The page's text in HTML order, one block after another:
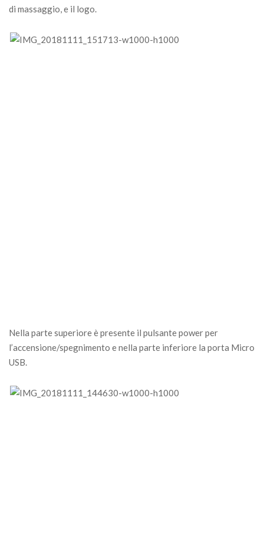
di massaggio, e il logo.
Nella parte superiore è presente il pulsante power per
l’accensione/spegnimento e nella parte inferiore la porta Micro
USB.